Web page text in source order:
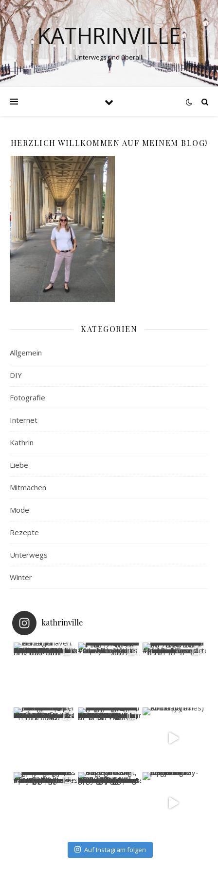
KATHRINVILLE
Unterwegs und überall.
HERZLICH WILLKOMMEN AUF MEINEM BLOG!
KATEGORIEN
Allgemein
DIY
Fotografie
Internet
Kathrin
Liebe
Mitmachen
Mode
Rezepte
Unterwegs
Winter
kathrinville
Auf Instagram folgen